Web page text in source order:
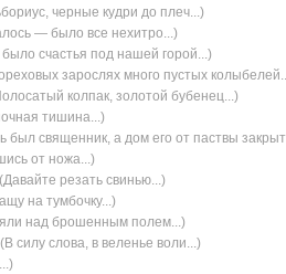
черные кудри до плеч...)
— было все нехитро...)
счастья под нашей горой...)
зарослях много пустых
колпак, золотой бубенец...)
тишина...)
был священник, а дом его от паствы
от ножа...)
(Давайте резать свинью...)
на тумбочку...)
над брошенным полем...)
(В силу слова, в веленье воли...)